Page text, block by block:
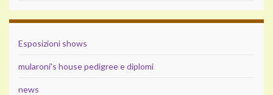
Esposizioni shows
mularoni's house pedigree e diplomi
news